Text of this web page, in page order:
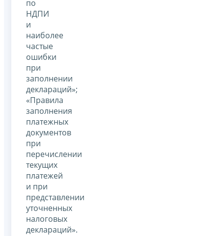
по
НДПИ
и
наиболее
частые
ошибки
при
заполнении
деклараций»;
«Правила
заполнения
платежных
документов
при
перечислении
текущих
платежей
и при
представлении
уточненных
налоговых
деклараций».